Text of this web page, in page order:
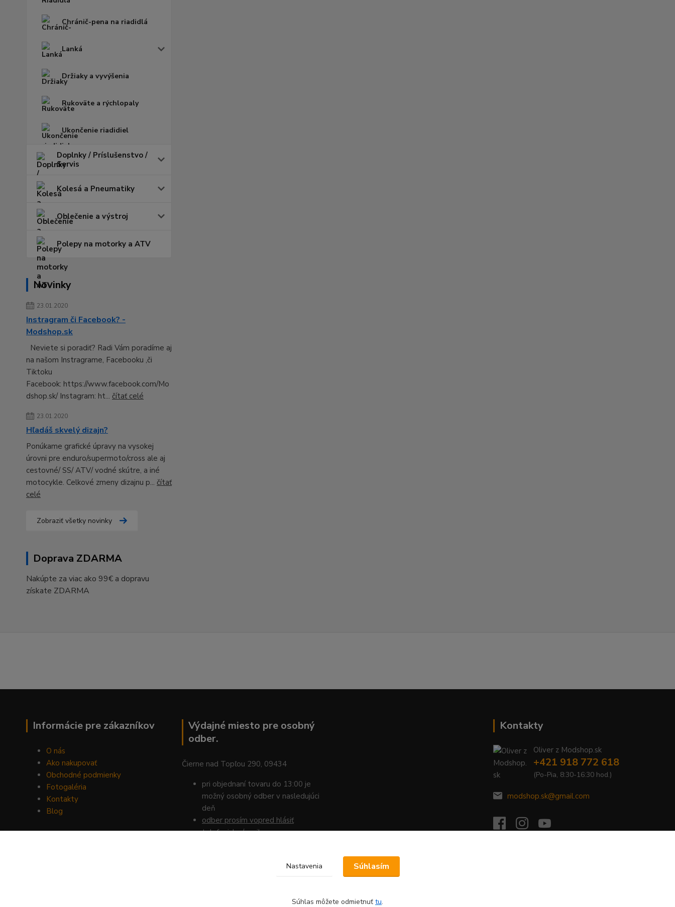
Chránič-pena na riadidlá
Lanká
Držiaky a vyvýšenia
Rukoväte a rýchlopaly
Ukončenie riadidiel
Doplnky / Príslušenstvo /
Servis
Kolesá a Pneumatiky
Oblečenie a výstroj
Polepy na motorky a ATV
Novinky
23.01.2020
Instragram či Facebook? -
Modshop.sk
Neviete si poradiť? Radi Vám poradíme aj
na našom Instragrame, Facebooku ,či
Tiktoku
Facebook: https://www.facebook.com/Mo
dshop.sk/ Instagram: ht... čítať celé
23.01.2020
Hľadáš skvelý dizajn?
Ponúkame grafické úpravy na vysokej
úrovni pre enduro/supermoto/cross ale aj
cestovné/ SS/ ATV/ vodné skútre, a iné
motocykle. Celkové zmeny dizajnu p... čítať
celé
Zobraziť všetky novinky
Doprava ZDARMA
Nakúpte za viac ako 99€ a dopravu
získate ZDARMA
Informácie pre zákazníkov
O nás
Ako nakupovať
Obchodné podmienky
Fotogaléria
Kontakty
Blog
Výdajné miesto pre osobný
odber.
Čierne nad Topľou 290, 09434
pri objednaní tovaru do 13:00 je
možný osobný odber v nasledujúci
deň
odber prosím vopred hlásiť
telefonicky / mailom.
Kontakty
Oliver z Modshop.sk
+421 918 772 618
(Po-Pia, 8:30-16:30 hod.)
modshop.sk@gmail.com
Nastavenia Súhlasím
Súhlas môžete odmietnuť tu.